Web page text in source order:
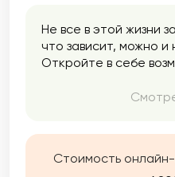
Не все в этой жизни
что зависит, можно и
Откройте в себе
Стоимость